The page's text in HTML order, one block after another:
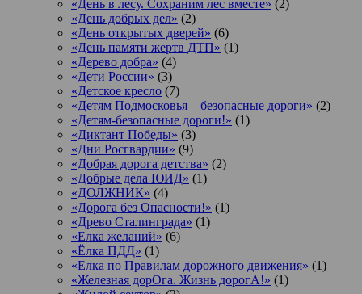
«День в лесу. Сохраним лес вместе» (2)
«День добрых дел» (2)
«День открытых дверей» (6)
«День памяти жертв ДТП» (1)
«Дерево добра» (4)
«Дети России» (3)
«Детское кресло (7)
«Детям Подмосковья – безопасные дороги» (2)
«Детям-безопасные дороги!» (1)
«Диктант Победы» (3)
«Дни Росгвардии» (9)
«Добрая дорога детства» (2)
«Добрые дела ЮИД» (1)
«ДОЛЖНИК» (4)
«Дорога без Опасности!» (1)
«Древо Сталинграда» (1)
«Елка желаний» (6)
«Ёлка ПДД» (1)
«Елка по Правилам дорожного движения» (1)
«Железная дорОга. Жизнь дорогА!» (1)